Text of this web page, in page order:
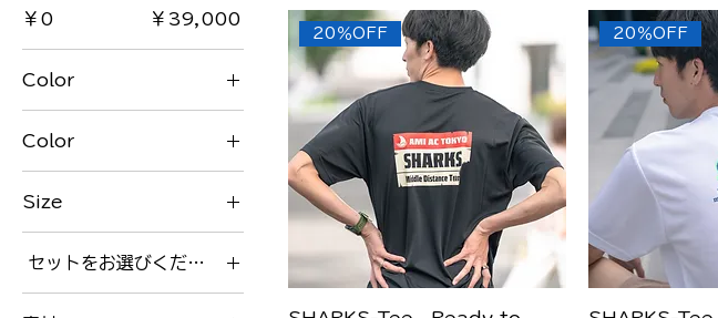
￥0 ￥39,000
Color
Color
コヨーテ
Size
22.5
セットをお選びください
20％OFF 20％OFF